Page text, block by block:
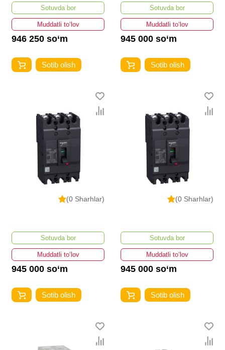
Sotuvda bor
Muddatli to‘lov
946 250 so‘m
Sotib olish
Sotuvda bor
Muddatli to‘lov
945 000 so‘m
Sotib olish
(0 Sharhlar)
Sotuvda bor
Muddatli to‘lov
945 000 so‘m
Sotib olish
(0 Sharhlar)
Sotuvda bor
Muddatli to‘lov
945 000 so‘m
Sotib olish